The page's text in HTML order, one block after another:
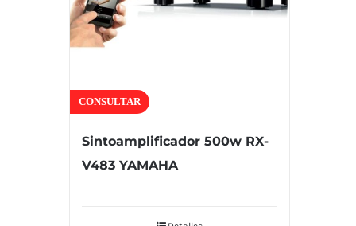
CONSULTAR
Sintoamplificador 500w RX-
V483 YAMAHA